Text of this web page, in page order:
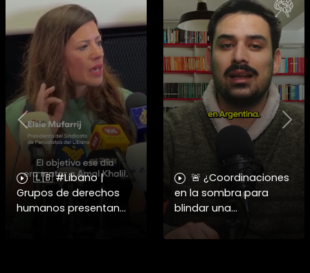
🇱🇧 #Libano |
Grupos de derechos
humanos presentan
🚨 ¿Coordinaciones
en la sombra para
blindar una
candidatura
presidencial? Nuevos
Previous